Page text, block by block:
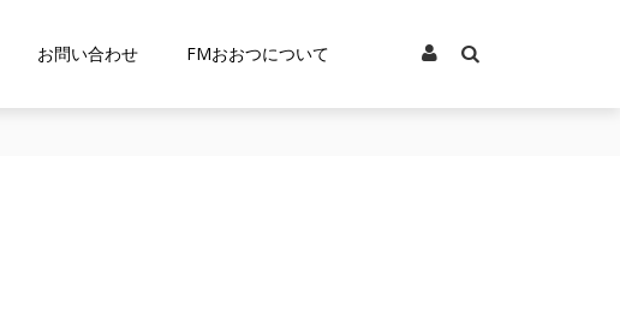
お問い合わせ FMおおつについて